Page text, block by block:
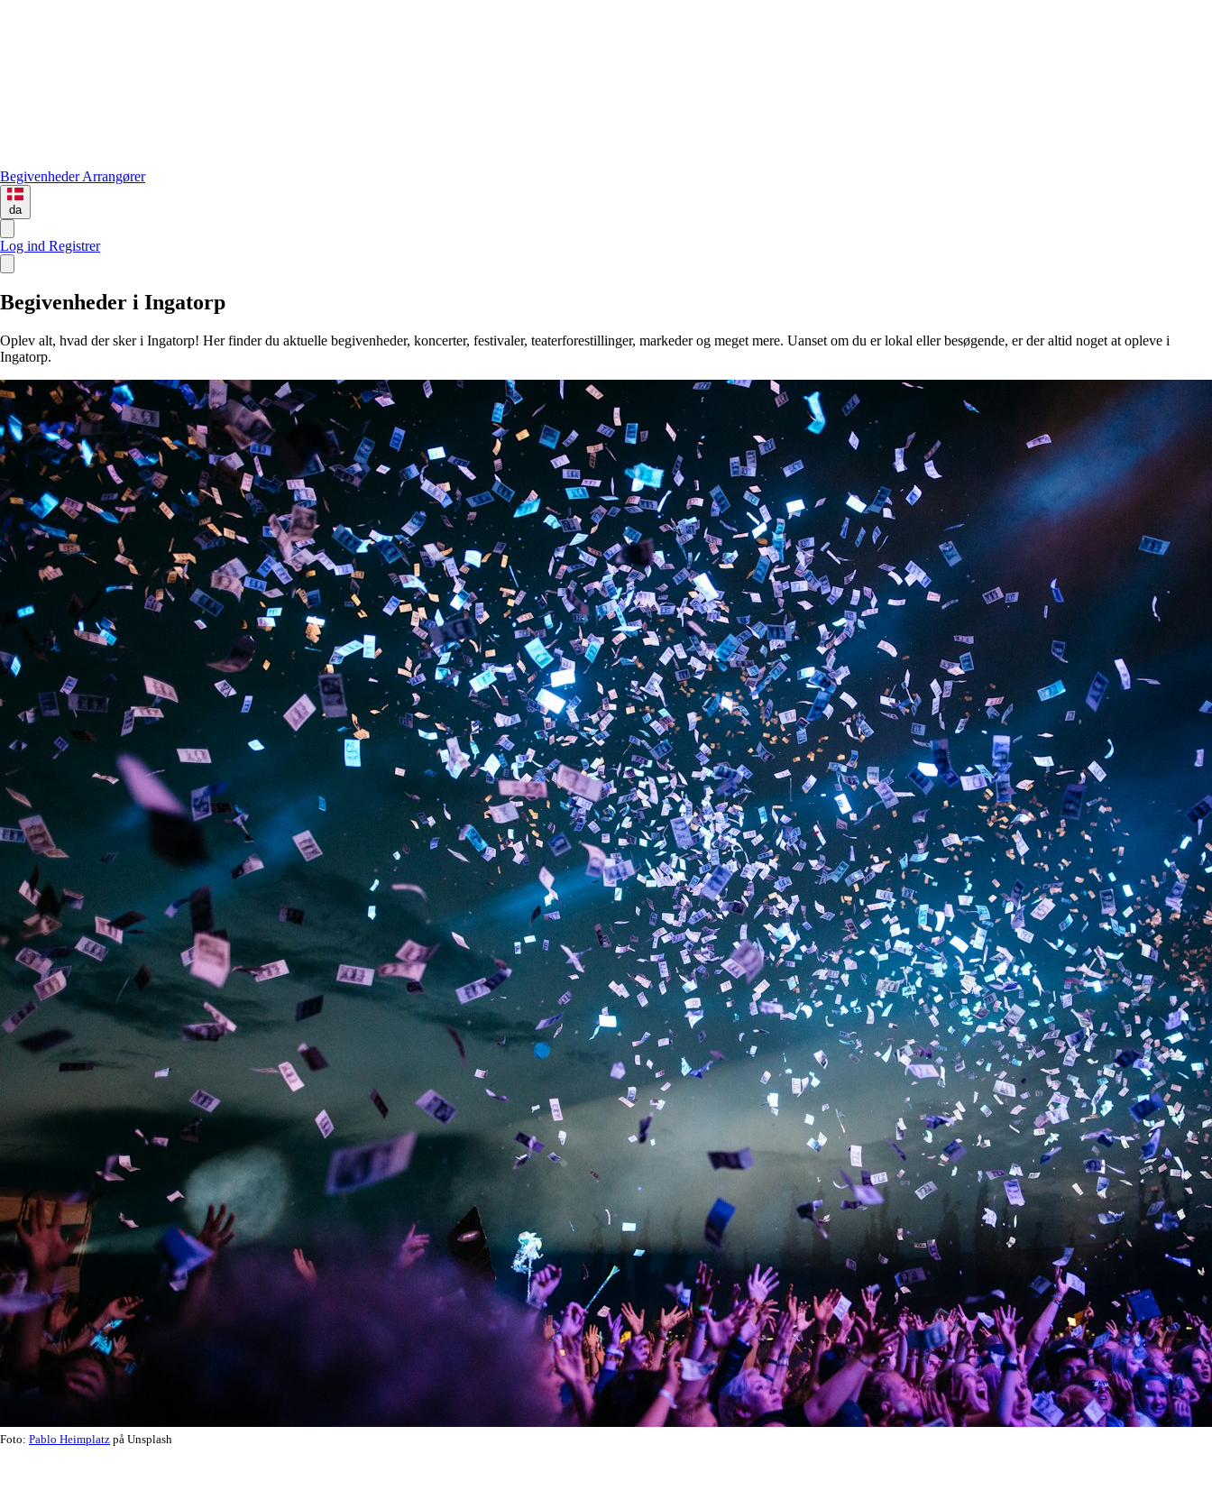
BegivenhederArrangører
da
Log ind Registrer
Begivenheder i Ingatorp
Oplev alt, hvad der sker i Ingatorp! Her finder du aktuelle begivenheder, koncerter, festivaler, teaterforestillinger, markeder og meget mere. Uanset om du er lokal eller besøgende, er der altid noget at opleve i
Ingatorp.
Foto: Pablo Heimplatz på Unsplash